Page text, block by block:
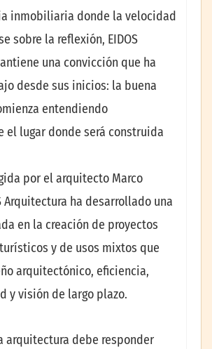
inmobiliaria donde la velocidad
sobre la reflexión, EIDOS
una convicción que ha
desde sus inicios: la buena
entendiendo
el lugar donde será construida
por el arquitecto Marco
Arquitectura ha desarrollado una
en la creación de proyectos
y de usos mixtos que
arquitectónico, eficiencia,
y visión de largo plazo.
arquitectura debe responder